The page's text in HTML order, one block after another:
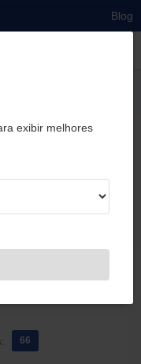
Blog
exibir melhores
66